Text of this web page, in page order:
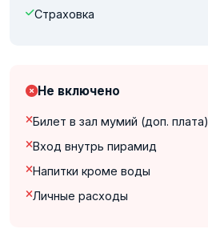
Страховка
Не включено
Билет в зал мумий (доп. плата)
Вход внутрь пирамид
Напитки кроме воды
Личные расходы